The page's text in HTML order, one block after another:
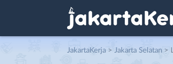
JakartaKerja > Jakarta Selatan >